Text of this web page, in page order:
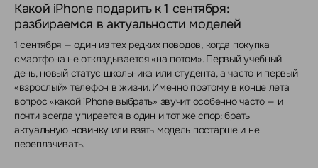
Какой iPhone подарить к 1 сентября:
разбираемся в актуальности моделей
1 сентября — один из тех редких поводов, когда покупка
смартфона не откладывается «на потом». Первый учебный
день, новый статус школьника или студента, а часто и первый
«взрослый» телефон в жизни. Именно поэтому в конце лета
вопрос «какой iPhone выбрать» звучит особенно часто — и
почти всегда упирается в один и тот же спор: брать
актуальную новинку или взять модель постарше и не
переплачивать.